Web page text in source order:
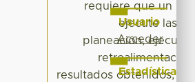
requiere que un
ejecute las
planeación,
resultados obtenidos,
Usuario
Acceder
Estadísticas